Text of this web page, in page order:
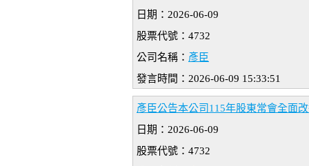
日期：2026-06-09
股票代號：4732
公司名稱： 彥臣
發言時間：2026-06-09 15:33:51
彥臣公告本公司115年股東常會全面
日期：2026-06-09
股票代號：4732